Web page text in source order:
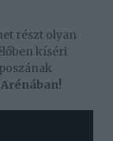
részt olyan
kíséri
Arénában!